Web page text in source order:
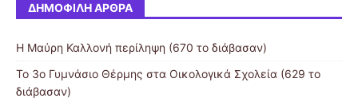
ΔΗΜΟΦΙΛΉ ΆΡΘΡΑ
Η Μαύρη Καλλονή περίληψη (670 το διάβασαν)
Το 3ο Γυμνάσιο Θέρμης στα Οικολογικά Σχολεία (629 το
διάβασαν)